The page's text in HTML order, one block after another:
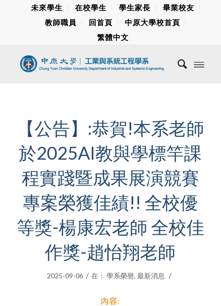
未來學生 在校學生 學生家長
畢業校友
教師職員
回首頁
中原大學校首頁
繁體中文
【公告】:恭賀!本系老師
於2025AI教與學標竿課
程實踐暨成果展演競賽
專案榮獲佳績!! 全校優
等獎-楊康宏老師 全校佳
作獎-趙怡翔老師
2025-09-06 / 在： 學系榮譽, 最新消息 /
內容: